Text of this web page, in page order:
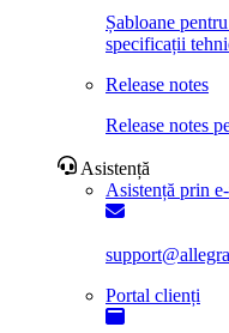
Șabloane
specificații
Release notes
Release notes
Asistență
Asistență prin
Portal clienți